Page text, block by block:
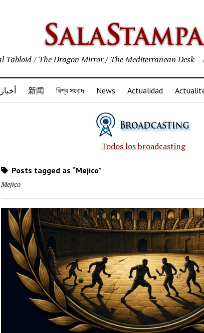
أخبار 新闻 বিশ্ব সংবাদ News Actualidad
Todos los broadcasting
Posts tagged as “Mejico”
Mejico